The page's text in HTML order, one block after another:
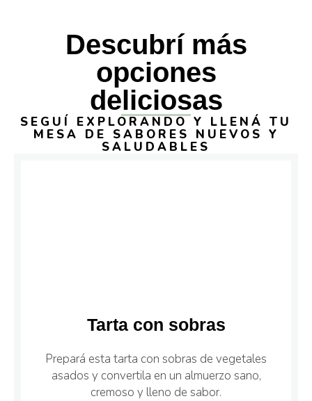
Descubrí más
opciones
deliciosas
SEGUÍ EXPLORANDO Y LLENÁ TU
MESA DE SABORES NUEVOS Y
SALUDABLES
Tarta con sobras
Prepará esta tarta con sobras de vegetales
asados y convertila en un almuerzo sano,
cremoso y lleno de sabor.